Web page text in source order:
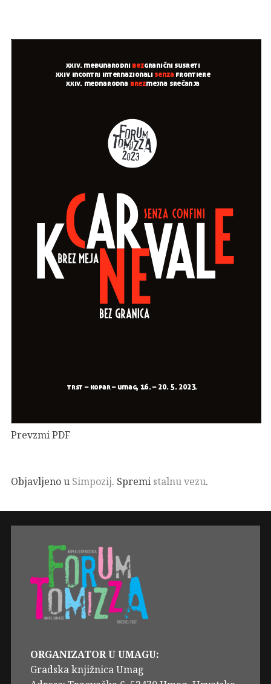
Prevzmi PDF
Objavljeno u Simpozij. Spremi stalnu vezu.
ORGANIZATOR U UMAGU:
Gradska knjižnica Umag